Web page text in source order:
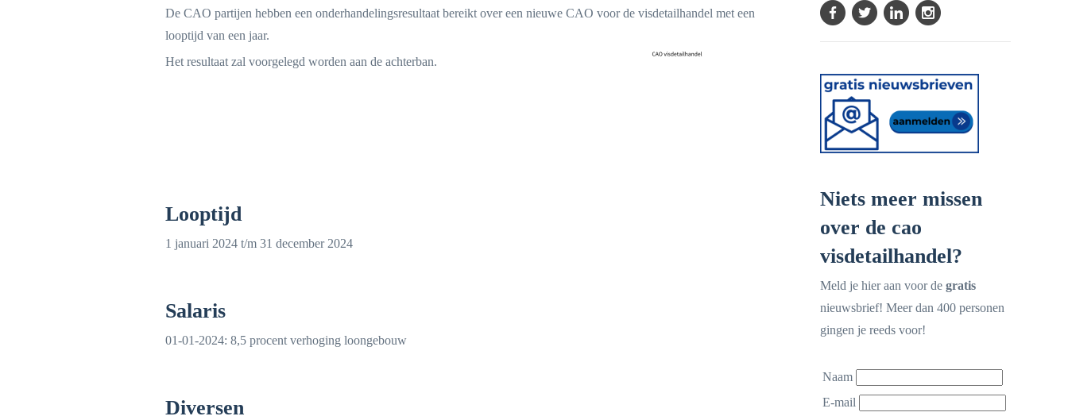
De CAO partijen hebben een onderhandelingsresultaat bereikt over een nieuwe CAO voor de visdetailhandel met een
looptijd van een jaar.
Het resultaat zal voorgelegd worden aan de achterban.
Looptijd
1 januari 2024 t/m 31 december 2024
Salaris
01-01-2024: 8,5 procent verhoging loongebouw
Diversen
Niets meer missen
over de cao
visdetailhandel?
Meld je hier aan voor de gratis
nieuwsbrief! Meer dan 400 personen
gingen je reeds voor!
Naam
E-mail